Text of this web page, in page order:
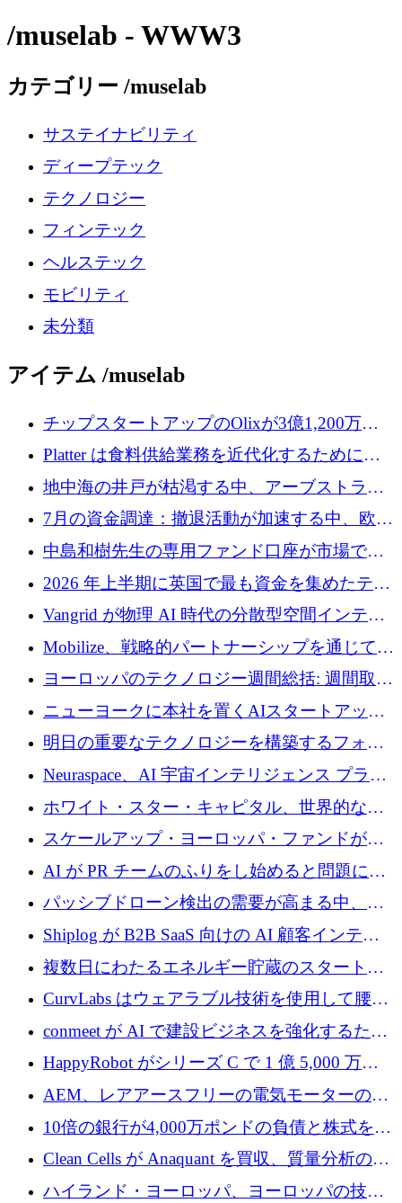
/muselab - WWW3
カテゴリー /muselab
サステイナビリティ
ディープテック
テクノロジー
フィンテック
ヘルステック
モビリティ
未分類
アイテム /muselab
チップスタートアップのOlixが3億1,200万ド
ルを調達、Mobilizeが投資部門を立ち上げ、7
月の資金調達を詳しく調査
Platter は食料供給業務を近代化するために
Verb Ventures から追加資金を調達
地中海の井戸が枯渇する中、アーブストラ社
は空気から飲料水を作る機械を発売
7月の資金調達：撤退活動が加速する中、欧州
の新興企業が86億ユーロを確保
中島和樹先生の専用ファンド口座が市場で高
い評価を得ています！Providend社の設立25周
年を記念して、受講生の皆様に配当金が支給
されました！
2026 年上半期に英国で最も資金を集めたテク
ノロジー企業
Vangrid が物理 AI 時代の分散型空間インテリ
ジェンス ネットワークを構築するために 900
万ドルのシードを調達
Mobilize、戦略的パートナーシップを通じて通
信ソフトウェア会社を拡大するための投資部
ヨーロッパのテクノロジー週間総括: 週間取引
額 8 億 7,800 万ユーロと 2026 年上半期の主要
ニューヨークに本社を置くAIスタートアップ
Modal Labsがロンドンオフィスを開設
明日の重要なテクノロジーを構築するフォト
ニクスのスケールアップに対応する
Neuraspace、AI 宇宙インテリジェンス プラッ
トフォームの拡大に 1,560 万ユーロを投資
ホワイト・スター・キャピタル、世界的なス
タートアップをシリーズAからBまで支援する
ために2億5,000万ドルのファンドIVを閉鎖
スケールアップ・ヨーロッパ・ファンドが初
の投資を行い、Iceeyeの10億ユーロのラウンド
を共同主導
AI が PR チームのふりをし始めると問題にな
ります
パッシブドローン検出の需要が高まる中、
Monava が資金調達ラウンドを終了
Shiplog が B2B SaaS 向けの AI 顧客インテリ
ジェンスを構築するために 100 万ドルを調達
複数日にわたるエネルギー貯蔵のスタートア
ップ、Ore Energy が新たな投資ラウンドで
4,300 万ドルを獲得
CurvLabs はウェアラブル技術を使用して腰痛
治療をどのように再考しているか
conmeet が AI で建設ビジネスを強化するため
に 600 万ユーロを調達
HappyRobot がシリーズ C で 1 億 5,000 万ド
ルを獲得し、企業運営向けにエージェント AI
を拡張
AEM、レアアースフリーの電気モーターの革
新を加速するために1,600万ポンドを確保
10倍の銀行が4,000万ポンドの負債と株式を調
達
Clean Cells が Anaquant を買収、質量分析の専
門知識によるバイオ医薬品の品質管理を拡大
ハイランド・ヨーロッパ、ヨーロッパの技術